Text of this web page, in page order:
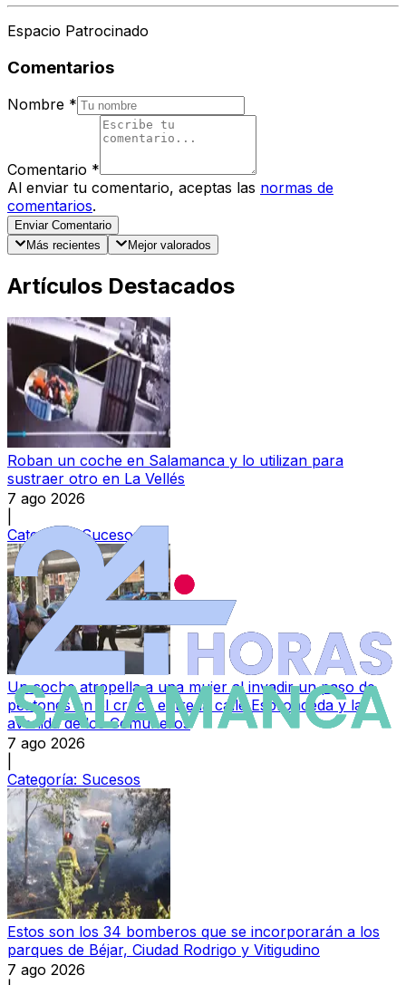
Espacio Patrocinado
Comentarios
Nombre *
Comentario *
Al enviar tu comentario, aceptas las normas de
comentarios.
Enviar Comentario
Más recientes
Mejor valorados
Artículos Destacados
Roban un coche en Salamanca y lo utilizan para
sustraer otro en La Vellés
7 ago 2026
Categoría:Sucesos
Un coche atropella a una mujer al invadir un paso de
peatones en el cruce entre la calle Espronceda y la
avenida de los Comuneros
7 ago 2026
Categoría: Sucesos
Estos son los 34 bomberos que se incorporarán a los
parques de Béjar, Ciudad Rodrigo y Vitigudino
7 ago 2026